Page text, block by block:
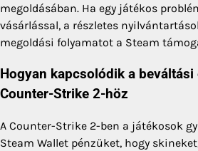
megoldásában. Ha egy játékos
vásárlással, a részletes
megoldási folyamatot a Steam
Hogyan kapcsolódik a beváltási
Counter-Strike 2-höz
A Counter-Strike 2-ben a játékosok
Steam Wallet pénzüket, hogy